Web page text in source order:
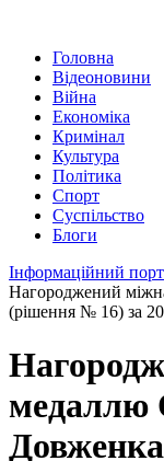
Головна
Відеоновини
Війна
Економіка
Кримінал
Культура
Політика
Спорт
Суспільство
Блоги
Інформаційний
Нагороджений
(рішення № 16) за
медаллю